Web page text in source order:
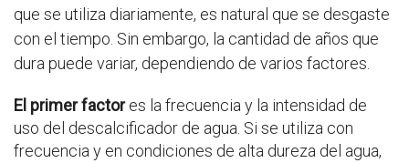
que se utiliza diariamente, es natural que se desgaste
con el tiempo. Sin embargo, la cantidad de años que
dura puede variar, dependiendo de varios factores.
El primer factores la frecuencia y la intensidad de
uso del descalcificador de agua. Si se utiliza con
frecuencia y en condiciones de alta dureza del agua,